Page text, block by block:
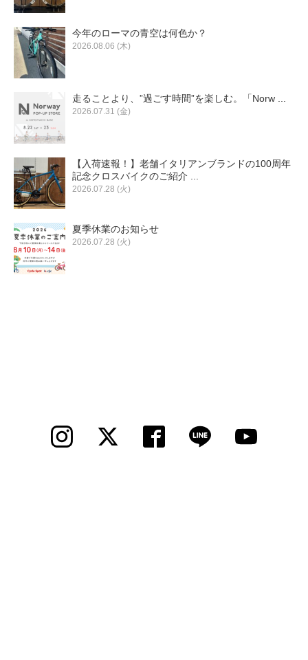
今年のローマの青空は何色か？
2026.08.06 (木)
走ることより、”過ごす時間”を楽しむ。「Norw ...
2026.07.31 (金)
【入荷速報！】老舗イタリアンブランドの100周年
記念クロスバイクのご紹介 ...
2026.07.28 (火)
夏季休業のお知らせ
2026.07.28 (火)